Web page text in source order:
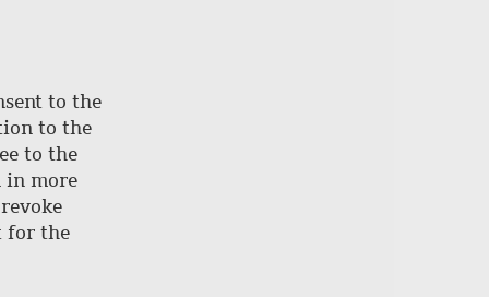
to the
to the
to the
in more
for the